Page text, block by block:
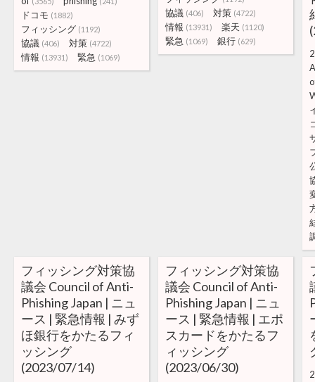
ドコモ (1882)
フィッシング (1192)
協議 (406) 対策 (4722)
情報 (13931) 緊急 (1069)
協議 (406) 対策 (4722)
情報 (13931) 楽天 (1120)
緊急 (1069) 銀行 (629)
フィッシング対策協
議会 Council of Anti-
Phishing Japan | ニュ
ース | 緊急情報 | みず
ほ銀行をかたるフィ
ッシング
(2023/07/14)
フィッシング対策協
議会 Council of Anti-
Phishing Japan | ニュ
ース | 緊急情報 | エポ
スカードをかたるフ
ィッシング
(2023/06/30)